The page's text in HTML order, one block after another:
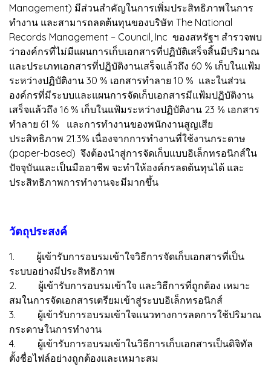
Management) มีส่วนสำคัญในการเพิ่มประสิทธิภาพในการ
ทำงาน และสามารถลดต้นทุนของบริษัท The National
Records Management – Council, Inc ของสหรัฐฯ สำรวจพบ
ว่าองค์กรที่ไม่มีแผนการเก็บเอกสารที่ปฏิบัติเสร็จสิ้นมีปริมาณ
และประเภทเอกสารที่ปฏิบัติงานเสร็จแล้วถึง 60 % เก็บในแฟ้ม
ระหว่างปฏิบัติงาน 30 % เอกสารทำลาย 10 % และในส่วน
องค์กรที่มีระบบและแผนการจัดเก็บเอกสารมีแฟ้มปฏิบัติงาน
เสร็จแล้วถึง 16 % เก็บในแฟ้มระหว่างปฏิบัติงาน 23 % เอกสาร
ทำลาย 61 % และการทำงานของพนักงานสูญเสีย
ประสิทธิภาพ 21.3% เนื่องจากการทำงานที่ใช้งานกระดาษ
(paper-based) จึงต้องนำสู่การจัดเก็บแบบอิเล็กทรอนิกส์ใน
ปัจจุบันและเป็นมืออาชีพ จะทำให้องค์กรลดต้นทุนได้ และ
ประสิทธิภาพการทำงานจะมีมากขึ้น
วัตถุประสงค์
1. ผู้เข้ารับการอบรมเข้าใจวิธีการจัดเก็บเอกสารที่เป็น
ระบบอย่างมีประสิทธิภาพ
2. ผู้เข้ารับการอบรมเข้าใจ และวิธีการที่ถูกต้อง เหมาะ
สมในการจัดเอกสารเตรียมเข้าสู่ระบบอิเล็กทรอนิกส์
3. ผู้เข้ารับการอบรมเข้าใจแนวทางการลดการใช้ปริมาณ
กระดาษในการทำงาน
4. ผู้เข้ารับการอบรมเข้าในวิธีการเก็บเอกสารเป็นดิจิทัล
ตั้งชื่อไฟล์อย่างถูกต้องและเหมาะสม